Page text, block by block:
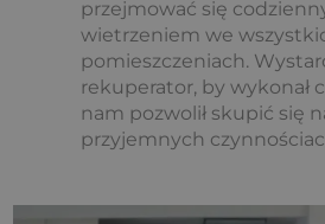
przejmować się
wietrzeniem we
pomieszczeniach.
rekuperator, by wykonał
nam pozwolił skupić się
przyjemnych